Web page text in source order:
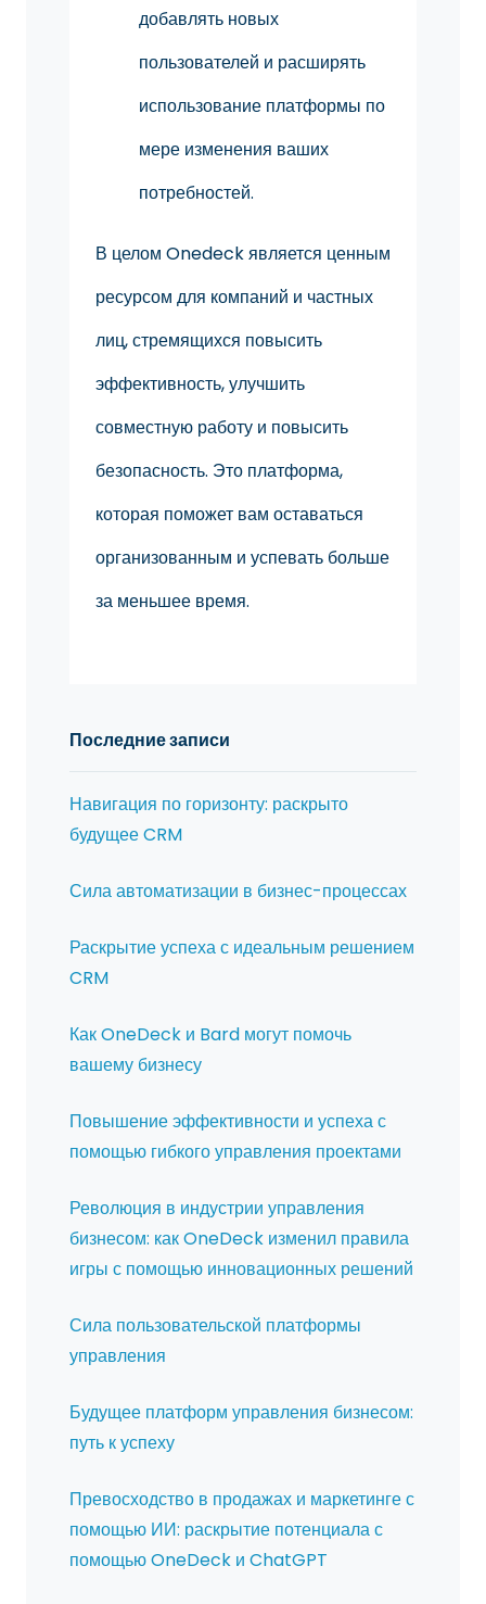
добавлять новых
пользователей и расширять
использование платформы по
мере изменения ваших
потребностей.
В целом Onedeck является ценным
ресурсом для компаний и частных
лиц, стремящихся повысить
эффективность, улучшить
совместную работу и повысить
безопасность. Это платформа,
которая поможет вам оставаться
организованным и успевать больше
за меньшее время.
Последние записи
Навигация по горизонту: раскрыто
будущее CRM
Сила автоматизации в бизнес-процессах
Раскрытие успеха с идеальным решением
CRM
Как OneDeck и Bard могут помочь
вашему бизнесу
Повышение эффективности и успеха с
помощью гибкого управления проектами
Революция в индустрии управления
бизнесом: как OneDeck изменил правила
игры с помощью инновационных решений
Сила пользовательской платформы
управления
Будущее платформ управления бизнесом:
путь к успеху
Превосходство в продажах и маркетинге с
помощью ИИ: раскрытие потенциала с
помощью OneDeck и ChatGPT